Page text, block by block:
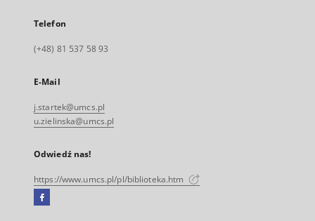
Telefon
(+48) 81 537 58 93
E-Mail
j.startek@umcs.pl
u.zielinska@umcs.pl
Odwiedź nas!
https://www.umcs.pl/pl/biblioteka.htm
Facebook